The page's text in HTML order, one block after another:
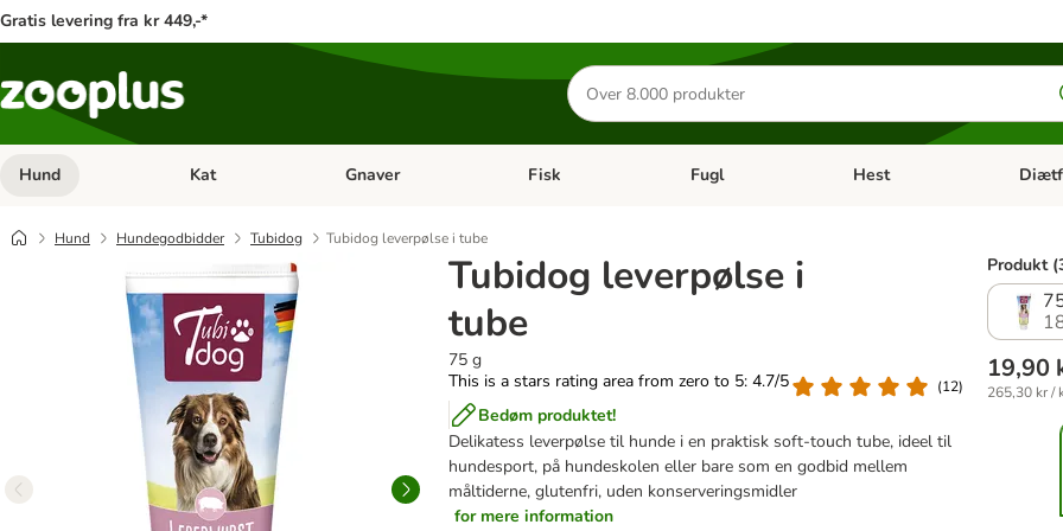
Gratis levering fra kr 449,-*
Søg
efter
produkter
Hund Åben kategori menu: Hund
Kat Åben kategori menu: Kat
Gnaver Åben kategori menu: Gnaver
Fisk Åben kategori menu: Fisk
Fugl Åben kategori menu: Fugl
Hest Åben
Hund Hundegodbidder Tubidog Tubidog leverpølse i tube
Tubidog leverpølse i
tube
75 g
This is a stars rating area from zero to 5: 4.7/5
(12)
Bedøm produktet!
Delikatess leverpølse til hunde i en praktisk soft-touch tube, ideel til
hundesport, på hundeskolen eller bare som en godbid mellem
måltiderne, glutenfri, uden konserveringsmidler
for mere information
Produkt
19,90
265,30 kr /